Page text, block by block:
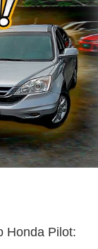
Honda Pilot: